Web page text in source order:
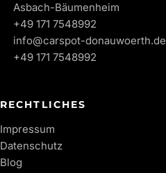
Asbach-Bäumenheim
+49 171 7548992
info@carspot-donauwoerth.de
+49 171 7548992
RECHTLICHES
Impressum
Datenschutz
Blog